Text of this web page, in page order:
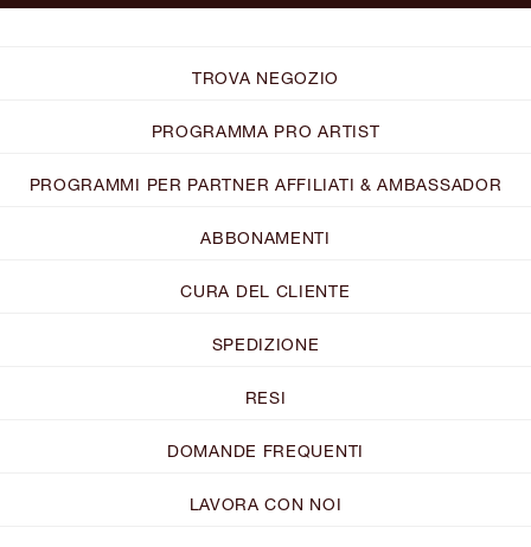
TROVA NEGOZIO
PROGRAMMA PRO ARTIST
PROGRAMMI PER PARTNER AFFILIATI & AMBASSADOR
ABBONAMENTI
CURA DEL CLIENTE
SPEDIZIONE
RESI
DOMANDE FREQUENTI
LAVORA CON NOI